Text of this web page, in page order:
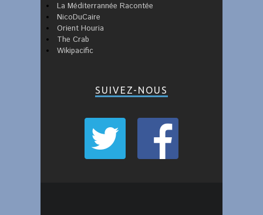
La Méditerrannée Racontée
NicoDuCaire
Orient Houria
The Crab
Wikipacific
SUIVEZ-NOUS